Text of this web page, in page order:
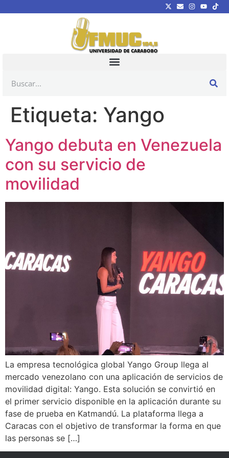
Etiqueta: Yango
Yango debuta en Venezuela
con su servicio de
movilidad
La empresa tecnológica global Yango Group llega al
mercado venezolano con una aplicación de servicios de
movilidad digital: Yango. Esta solución se convirtió en
el primer servicio disponible en la aplicación durante su
fase de prueba en Katmandú. La plataforma llega a
Caracas con el objetivo de transformar la forma en que
las personas se […]